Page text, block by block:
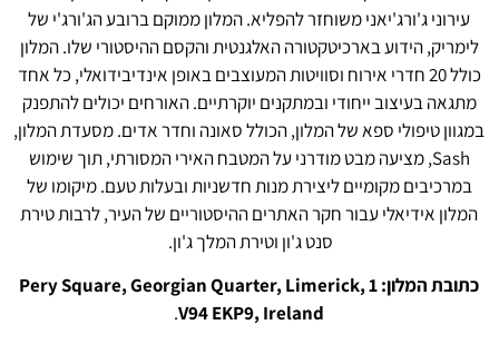
עירוני ג'ורג'יאני משוחזר להפליא. המלון ממוקם ברובע הג'ורג'י של
לימריק, הידוע בארכיטקטורה האלגנטית והקסם ההיסטורי שלו. המלון
כולל 20 חדרי אירוח וסוויטות המעוצבים באופן אינדיבידואלי, כל אחד
מתגאה בעיצוב ייחודי ובמתקנים יוקרתיים. האורחים יכולים להתפנק
במגוון טיפולי ספא של המלון, הכולל סאונה וחדר אדים. מסעדת המלון,
Sash, מציעה מבט מודרני על המטבח האירי המסורתי, תוך שימוש
במרכיבים מקומיים ליצירת מנות חדשניות ובעלות טעם. מיקומו של
המלון אידיאלי עבור חקר האתרים ההיסטוריים של העיר, לרבות טירת
סנט ג'ון וטירת המלך ג'ון.
כתובת המלון: 1 Pery Square, Georgian Quarter, Limerick,
V94 EKP9, Ireland
.